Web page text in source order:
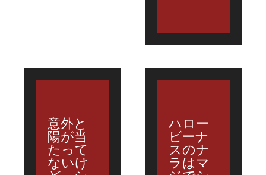
意外と
陽が当
たって
ないけ
ハロー
ビーナ
スのナ
ラはマ